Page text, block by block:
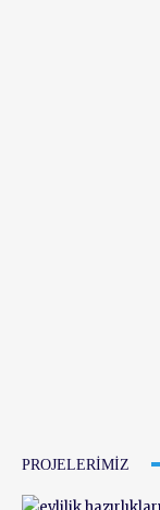
PROJELERIMIZ